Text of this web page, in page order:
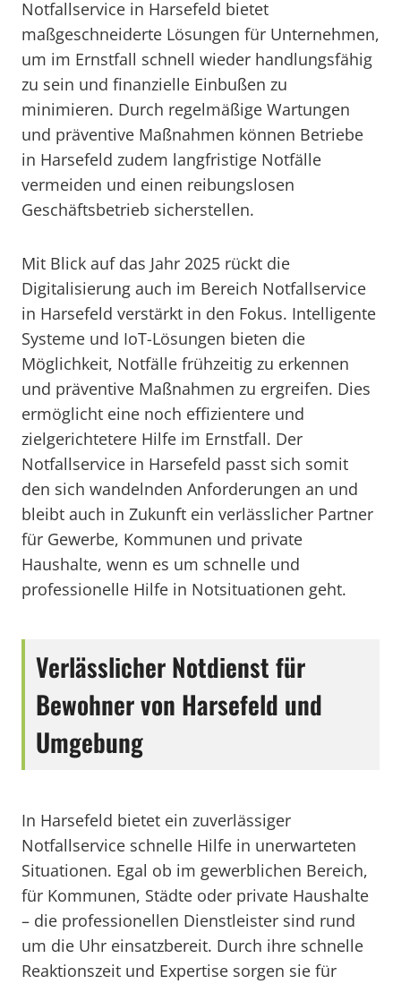
Notfallservice in Harsefeld bietet
maßgeschneiderte Lösungen für Unternehmen,
um im Ernstfall schnell wieder handlungsfähig
zu sein und finanzielle Einbußen zu
minimieren. Durch regelmäßige Wartungen
und präventive Maßnahmen können Betriebe
in Harsefeld zudem langfristige Notfälle
vermeiden und einen reibungslosen
Geschäftsbetrieb sicherstellen.
Mit Blick auf das Jahr 2025 rückt die
Digitalisierung auch im Bereich Notfallservice
in Harsefeld verstärkt in den Fokus. Intelligente
Systeme und IoT-Lösungen bieten die
Möglichkeit, Notfälle frühzeitig zu erkennen
und präventive Maßnahmen zu ergreifen. Dies
ermöglicht eine noch effizientere und
zielgerichtetere Hilfe im Ernstfall. Der
Notfallservice in Harsefeld passt sich somit
den sich wandelnden Anforderungen an und
bleibt auch in Zukunft ein verlässlicher Partner
für Gewerbe, Kommunen und private
Haushalte, wenn es um schnelle und
professionelle Hilfe in Notsituationen geht.
Verlässlicher Notdienst für
Bewohner von Harsefeld und
Umgebung
In Harsefeld bietet ein zuverlässiger
Notfallservice schnelle Hilfe in unerwarteten
Situationen. Egal ob im gewerblichen Bereich,
für Kommunen, Städte oder private Haushalte
– die professionellen Dienstleister sind rund
um die Uhr einsatzbereit. Durch ihre schnelle
Reaktionszeit und Expertise sorgen sie für